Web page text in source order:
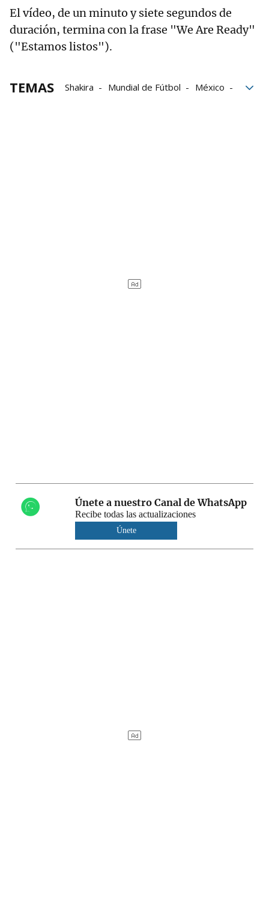
El vídeo, de un minuto y siete segundos de
duración, termina con la frase "We Are Ready"
("Estamos listos").
TEMAS Shakira Mundial de Fútbol
México
Únete a nuestro Canal de WhatsApp
Recibe todas las actualizaciones
Únete